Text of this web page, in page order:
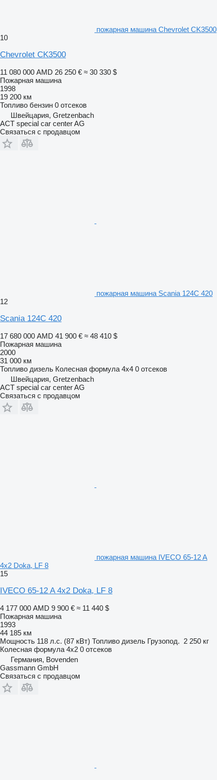
пожарная машина Chevrolet CK3500
10
Chevrolet CK3500
11 080 000 AMD 26 250 € ≈ 30 330 $
Пожарная машина
1998
19 200 км
Топливо бензин 0 отсеков
Швейцария, Gretzenbach
ACT special car center AG
Связаться с продавцом
пожарная машина Scania 124C 420
12
Scania 124C 420
17 680 000 AMD 41 900 € ≈ 48 410 $
Пожарная машина
2000
31 000 км
Топливо дизель Колесная формула 4x4 0 отсеков
Швейцария, Gretzenbach
ACT special car center AG
Связаться с продавцом
пожарная машина IVECO 65-12 A
4x2 Doka, LF 8
15
IVECO 65-12 A 4x2 Doka, LF 8
4 177 000 AMD 9 900 € ≈ 11 440 $
Пожарная машина
1993
44 185 км
Мощность 118 л.с. (87 кВт) Топливо дизель Грузопод. 2 250 кг
Колесная формула 4x2 0 отсеков
Германия, Bovenden
Gassmann GmbH
Связаться с продавцом